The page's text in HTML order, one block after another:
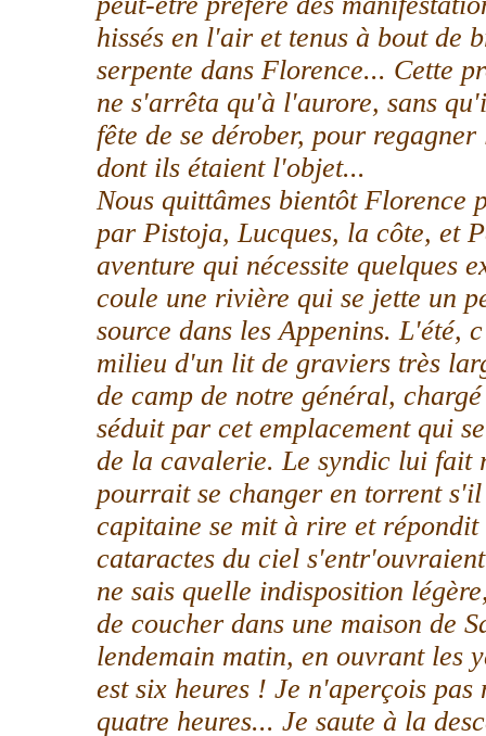
hissés en l'air et tenus à bout de
serpente dans Florence... Cette
ne s'arrêta qu'à l'aurore, sans
fête de se dérober, pour
dont ils étaient l'objet...
Nous quittâmes bientôt Florence
par Pistoja, Lucques, la côte, et
aventure qui nécessite quelques
coule une rivière qui se jette un
source dans les Appenins. L'été,
milieu d'un lit de graviers très
de camp de notre général,
séduit par cet emplacement qui
de la cavalerie. Le syndic lui fait
pourrait se changer en torrent
capitaine se mit à rire et
cataractes du ciel
ne sais quelle indisposition
de coucher dans une maison de
lendemain matin, en ouvrant les
est six heures ! Je n'aperçois
quatre heures... Je saute à la